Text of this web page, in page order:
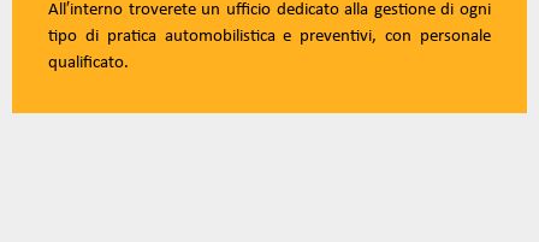
All′interno troverete un ufficio dedicato alla gestione di ogni
tipo di pratica automobilistica e preventivi, con personale
qualificato.